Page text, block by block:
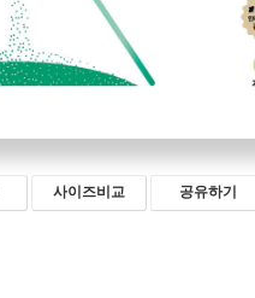
사이즈비교 공유하기